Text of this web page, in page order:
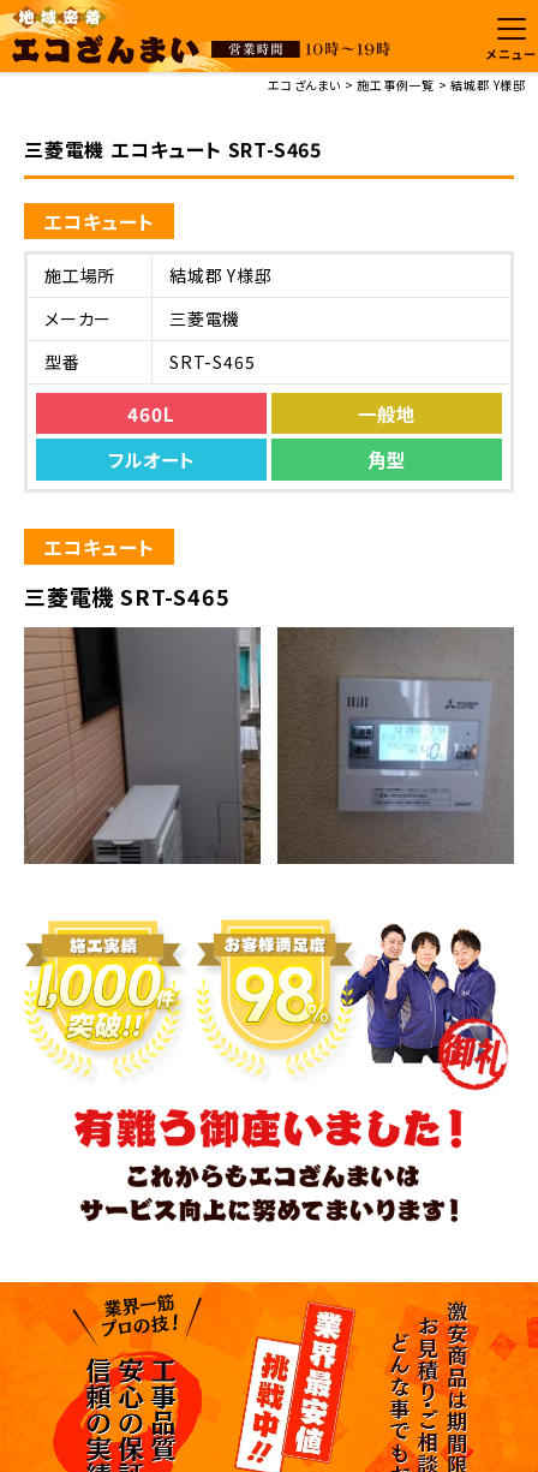
メニュー
エコざんまい
施工事例一覧 結城郡 Y様邸
三菱電機 エコキュート SRT-S465
エコキュート
施工場所
結城郡 Y様邸
メーカー
三菱電機
型番
SRT-S465
460L
一般地
フルオート
角型
エコキュート
三菱電機 SRT-S465